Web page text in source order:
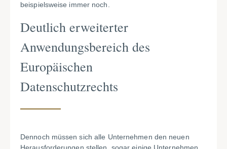
beispielsweise immer noch.
Deutlich erweiterter
Anwendungsbereich des
Europäischen
Datenschutzrechts
Dennoch müssen sich alle Unternehmen den neuen